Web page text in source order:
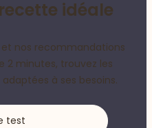
idéale
nos recommandations
2 minutes, trouvez les
à ses besoins.
test